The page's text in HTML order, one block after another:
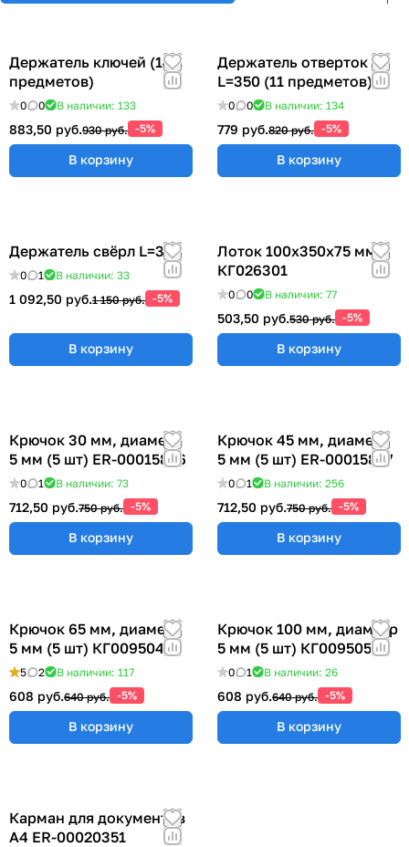
Держатель ключей (14
предметов)
0 0 В наличии: 133
883,50 руб.930 руб. -5%
В корзину
Держатель отверток
L=350 (11 предметов)
0 0 В наличии: 134
779 руб.820 руб. -5%
В корзину
Держатель свёрл L=315
0 1 В наличии: 33
1 092,50 руб.1 150 руб. -5%
В корзину
Лоток 100x350x75 мм
КГ026301
0 0 В наличии: 77
503,50 руб.530 руб. -5%
В корзину
Крючок 30 мм, диаметр
5 мм (5 шт) ER-00015856
0 1 В наличии: 73
712,50 руб.750 руб. -5%
В корзину
Крючок 45 мм, диаметр
5 мм (5 шт) ER-00015857
0 1 В наличии: 256
712,50 руб.750 руб. -5%
В корзину
Крючок 65 мм, диаметр
5 мм (5 шт) КГ009504
5 2 В наличии: 117
608 руб.640 руб. -5%
В корзину
Крючок 100 мм, диаметр
5 мм (5 шт) КГ009505
0 1 В наличии: 26
608 руб.640 руб. -5%
В корзину
Карман для документов
А4 ER-00020351